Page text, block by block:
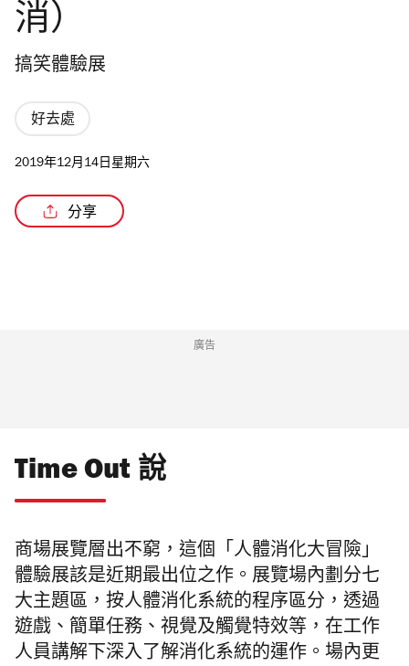
消）
搞笑體驗展
好去處
2019年12月14日星期六
分享
廣告
Time Out 說
商場展覽層出不窮 ，這個「人體消化大冒險」
體驗展該是近期最出位之作。展覽場內劃分七
大主題區，按人體消化系統的程序區分，透過
遊戲、簡單任務、視覺及觸覺特效等，在工作
人員講解下深入了解消化系統的運作。場內更